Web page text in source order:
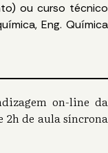
ou curso técnico
Eng. Química
on-line da
2h de aula síncrona